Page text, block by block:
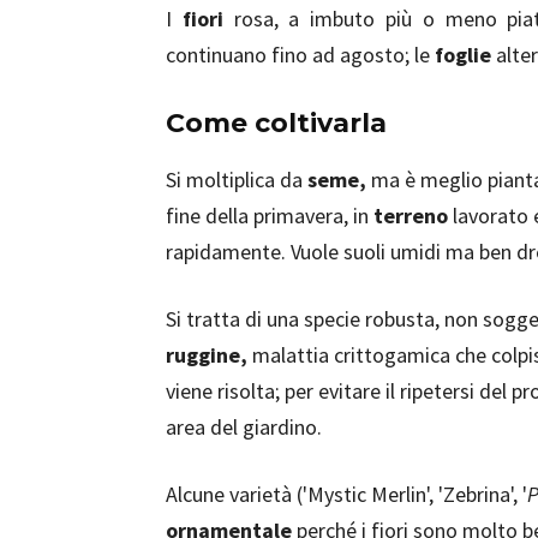
I fiori rosa, a imbuto più o meno
continuano fino ad agosto; le foglie
Come coltivarla
Si moltiplica da seme, ma è meglio
fine della primavera, in terreno lavorato
rapidamente. Vuole suoli umidi ma ben
Si tratta di una specie robusta, non
ruggine, malattia crittogamica che
viene risolta; per evitare il ripetersi del
area del giardino.
Alcune varietà ('Mystic Merlin', 'Zebrina', '
ornamentale perché i fiori sono molto